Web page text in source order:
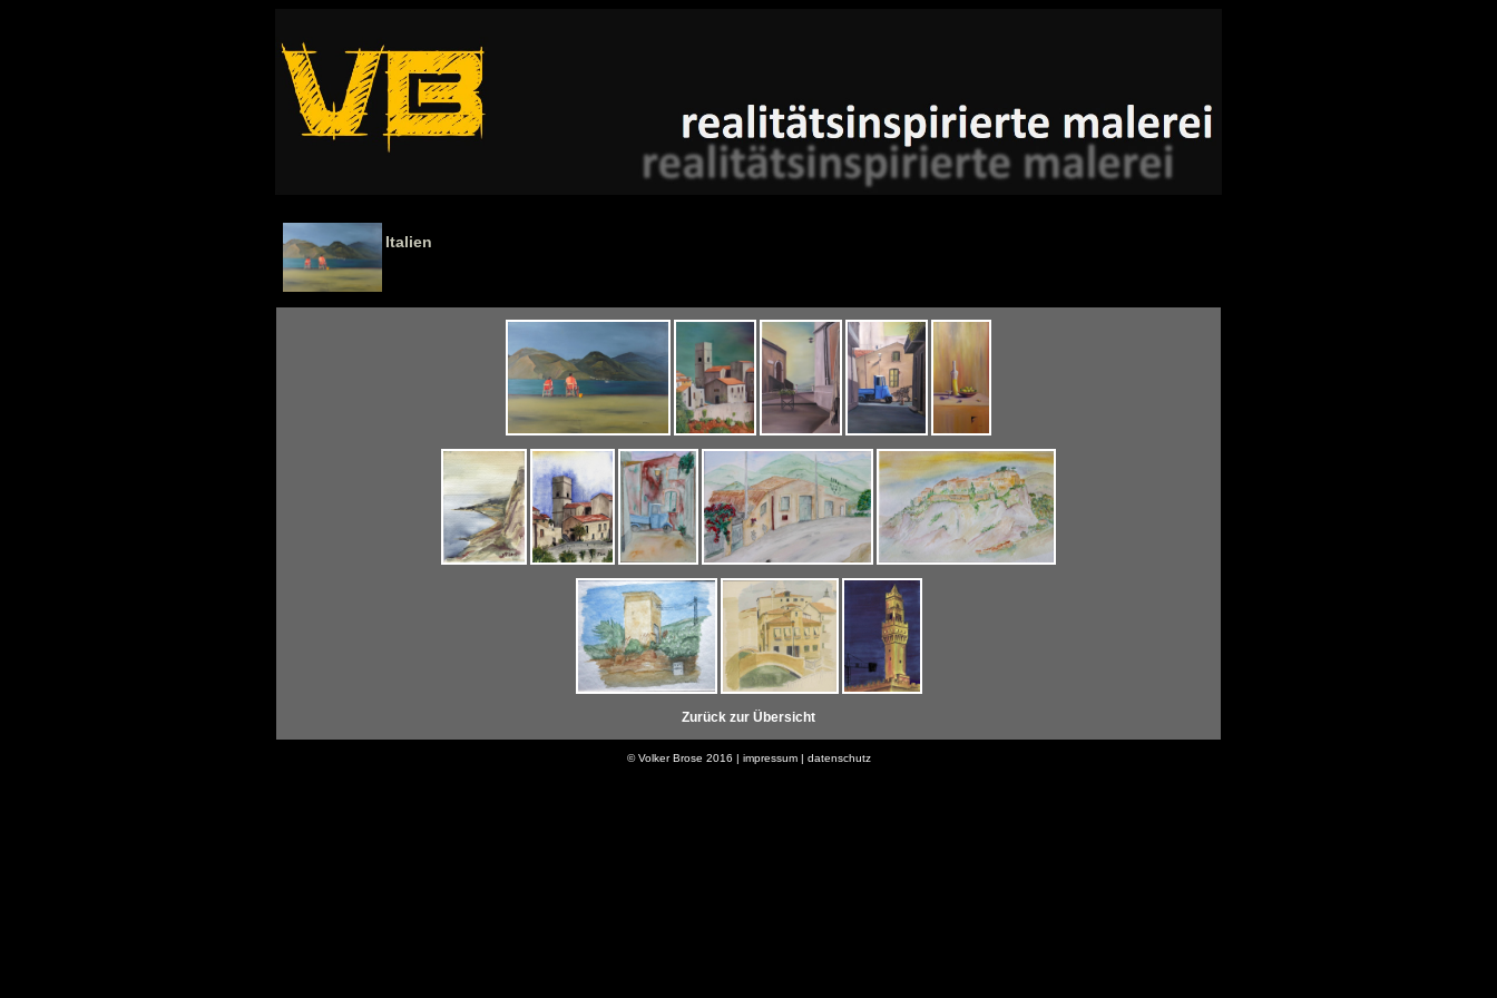
Italien
Zurück zur Übersicht
© Volker Brose 2016 | impressum| datenschutz